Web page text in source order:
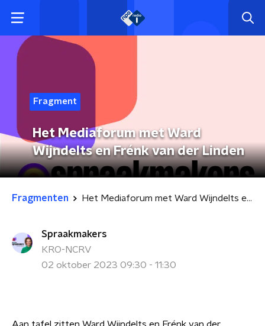
Fragment
Het Mediaforum met Ward
Wijndelts en Frénk van der Linden
Fragmenten Het Mediaforum met Ward Wijndelts en Frénk van der Linden
Spraakmakers
KRO-NCRV
02 oktober 2023 09:30 - 11:30